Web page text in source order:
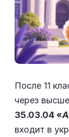
После 11
через
35.03.04 «
входит в